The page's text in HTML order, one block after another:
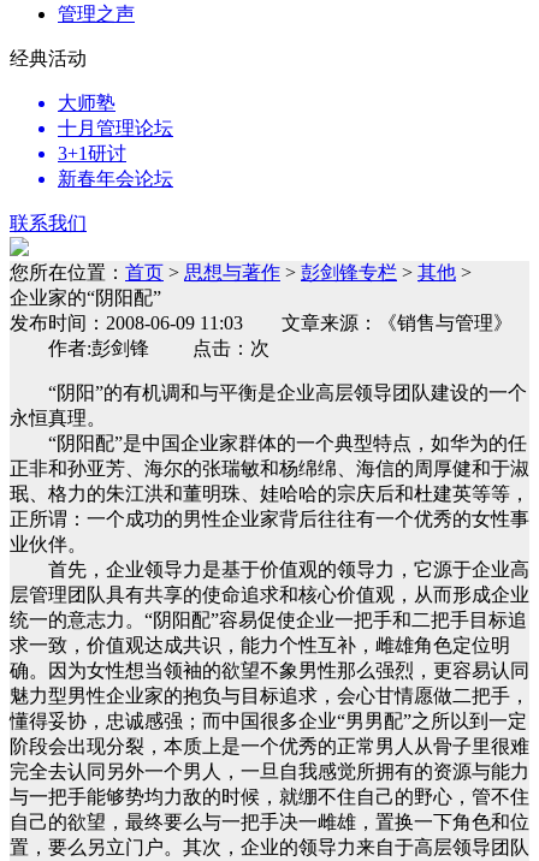
管理之声
经典活动
大师塾
十月管理论坛
3+1研讨
新春年会论坛
联系我们
您所在位置： 首页 > 思想与著作 > 彭剑锋专栏 > 其他 >
企业家的“阴阳配”
发布时间：2008-06-09 11:03 文章来源：《销售与管理》
作者:彭剑锋 点击：次
“阴阳”的有机调和与平衡是企业高层领导团队建设的一个
永恒真理。
“阴阳配”是中国企业家群体的一个典型特点，如华为的任
正非和孙亚芳、海尔的张瑞敏和杨绵绵、海信的周厚健和于淑
珉、格力的朱江洪和董明珠、娃哈哈的宗庆后和杜建英等等，
正所谓：一个成功的男性企业家背后往往有一个优秀的女性事
业伙伴。
首先，企业领导力是基于价值观的领导力，它源于企业高
层管理团队具有共享的使命追求和核心价值观，从而形成企业
统一的意志力。“阴阳配”容易促使企业一把手和二把手目标追
求一致，价值观达成共识，能力个性互补，雌雄角色定位明
确。因为女性想当领袖的欲望不象男性那么强烈，更容易认同
魅力型男性企业家的抱负与目标追求，会心甘情愿做二把手，
懂得妥协，忠诚感强；而中国很多企业“男男配”之所以到一定
阶段会出现分裂，本质上是一个优秀的正常男人从骨子里很难
完全去认同另外一个男人，一旦自我感觉所拥有的资源与能力
与一把手能够势均力敌的时候，就绷不住自己的野心，管不住
自己的欲望，最终要么与一把手决一雌雄，置换一下角色和位
置，要么另立门户。其次，企业的领导力来自于高层领导团队